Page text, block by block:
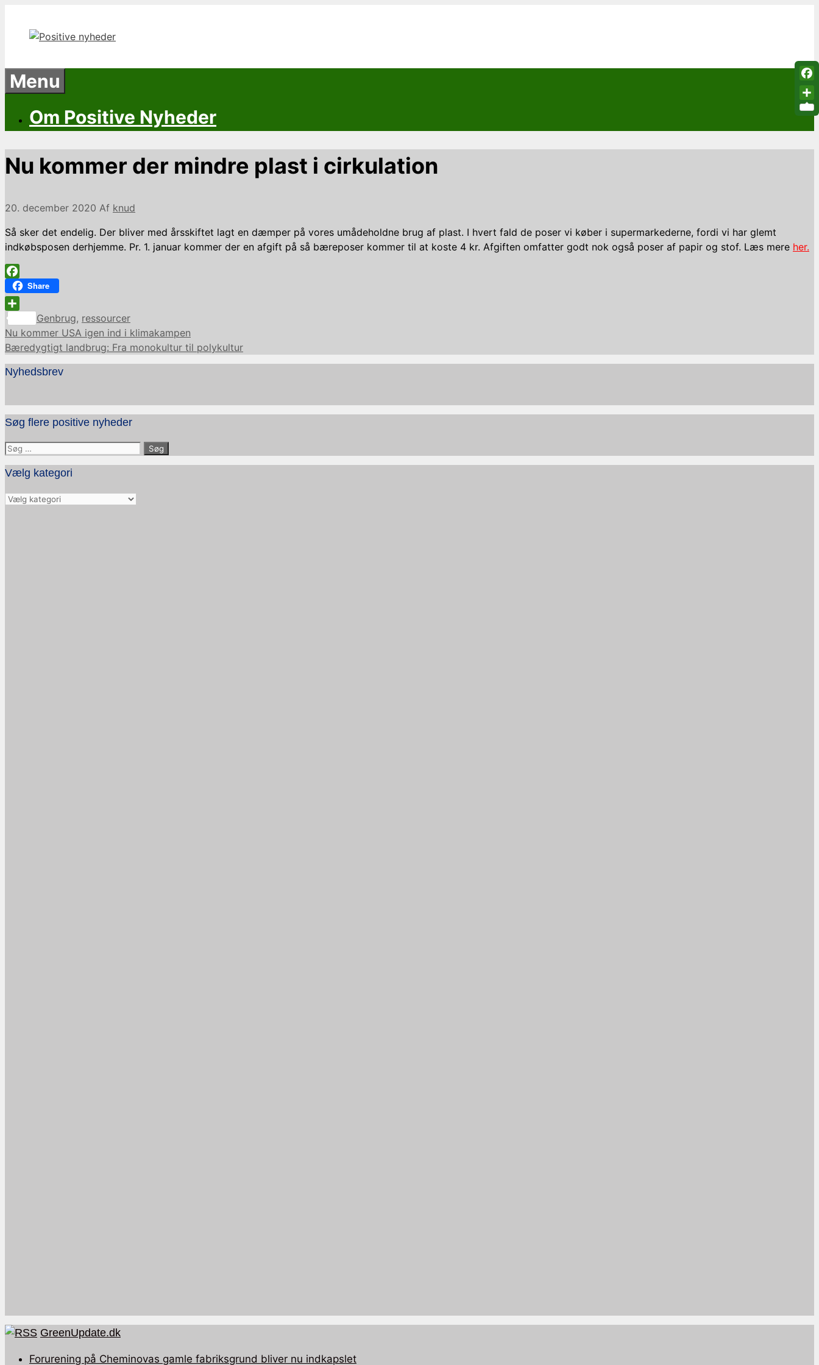
indhold
Menu
Om Positive Nyheder
Nu kommer der mindre plast i cirkulation
20. december 2020 Af knud
Så sker det endelig. Der bliver med årsskiftet lagt en dæmper på vores umådeholdne brug af plast. I hvert fald de poser vi køber i supermarkederne, fordi vi har glemt
indkøbsposen derhjemme. Pr. 1. januar kommer der en afgift på så bæreposer kommer til at koste 4 kr. Afgiften omfatter godt nok også poser af papir og stof. Læs mere her.
Facebook
Share
Share
Kategorier
Genbrug, ressourcer
Nu kommer USA igen ind i klimakampen
Bæredygtigt landbrug: Fra monokultur til polykultur
Nyhedsbrev
Søg flere positive nyheder
Søg
efter:
Vælg kategori
Vælg
GreenUpdate.dk
Forurening på Cheminovas gamle fabriksgrund bliver nu indkapslet